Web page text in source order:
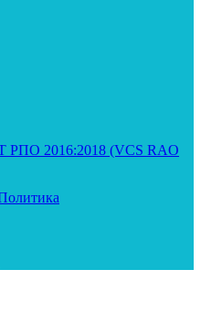
РПО 2016:2018 (VCS RAO